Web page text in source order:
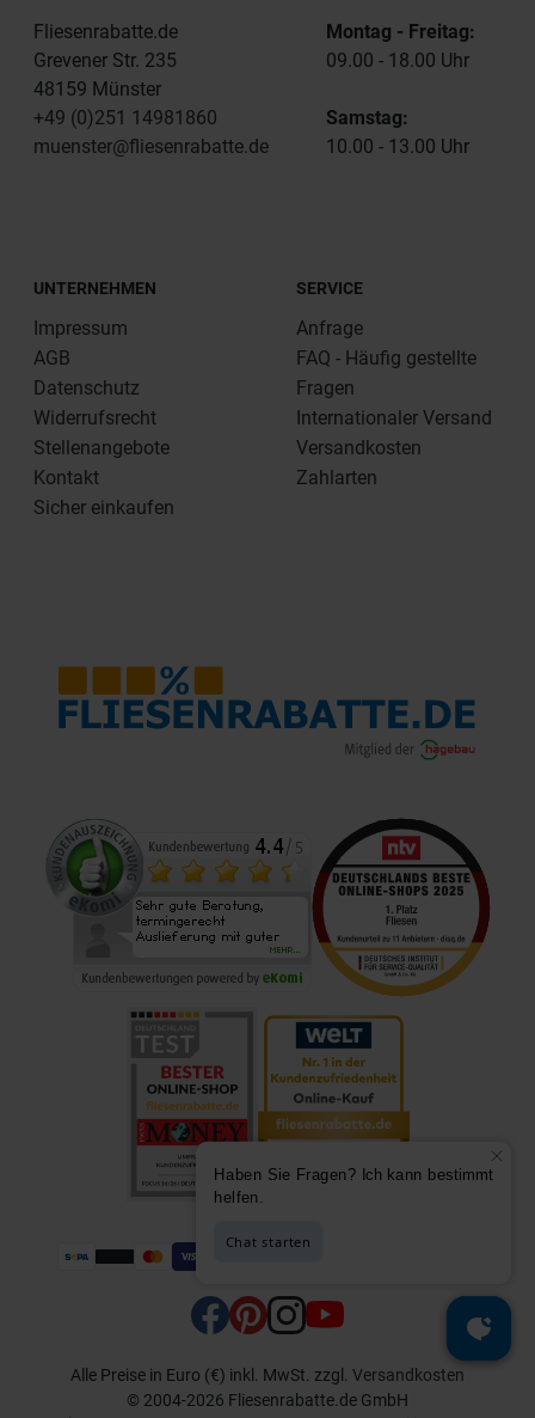
Fliesenrabatte.de
Grevener Str. 235
48159 Münster
+49 (0)251 14981860
muenster@fliesenrabatte.de
Montag - Freitag:
09.00 - 18.00 Uhr
Samstag:
10.00 - 13.00 Uhr
UNTERNEHMEN
Impressum
AGB
Datenschutz
Widerrufsrecht
Stellenangebote
Kontakt
Sicher einkaufen
SERVICE
Anfrage
FAQ - Häufig gestellte
Fragen
Internationaler Versand
Versandkosten
Zahlarten
Alle Preise in Euro (€) inkl. MwSt. zzgl. Versandkosten
© 2004-2026 Fliesenrabatte.de GmbH